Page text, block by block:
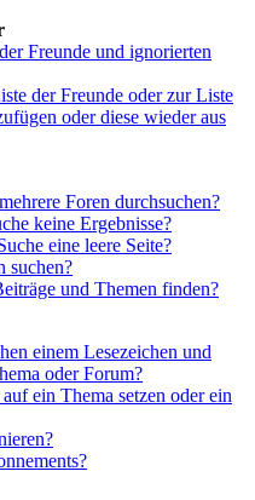
Freunde und ignorierten
der Freunde oder zur Liste
oder diese wieder aus
Foren durchsuchen?
keine Ergebnisse?
eine leere Seite?
suchen?
und Themen finden?
einem Lesezeichen und
oder Forum?
ein Thema setzen oder ein